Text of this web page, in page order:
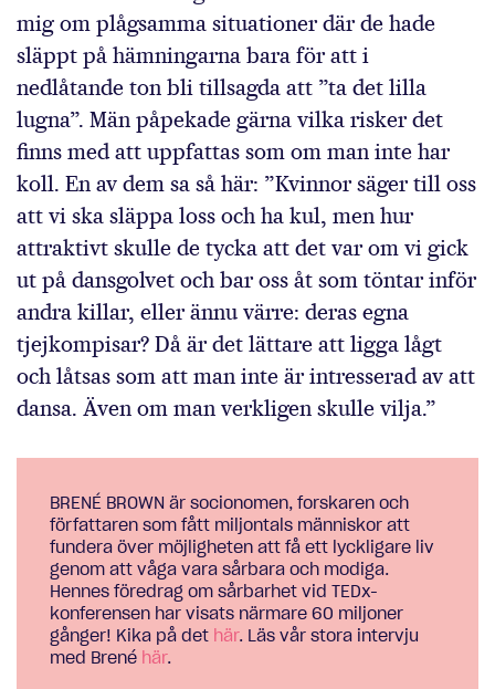
mig om plågsamma situationer där de hade
släppt på hämningarna bara för att i
nedlåtande ton bli tillsagda att ”ta det lilla
lugna”. Män påpekade gärna vilka risker det
finns med att uppfattas som om man inte har
koll. En av dem sa så här: ”Kvinnor säger till oss
att vi ska släppa loss och ha kul, men hur
attraktivt skulle de tycka att det var om vi gick
ut på dansgolvet och bar oss åt som töntar inför
andra killar, eller ännu värre: deras egna
tjejkompisar? Då är det lättare att ligga lågt
och låtsas som att man inte är intresserad av att
dansa. Även om man verkligen skulle vilja.”
BRENÉ BROWN är socionomen, forskaren och
författaren som fått miljontals människor att
fundera över möjligheten att få ett lyckligare liv
genom att våga vara sårbara och modiga.
Hennes föredrag om sårbarhet vid TEDx-
konferensen har visats närmare 60 miljoner
gånger! Kika på det här. Läs vår stora intervju
med Brené här.